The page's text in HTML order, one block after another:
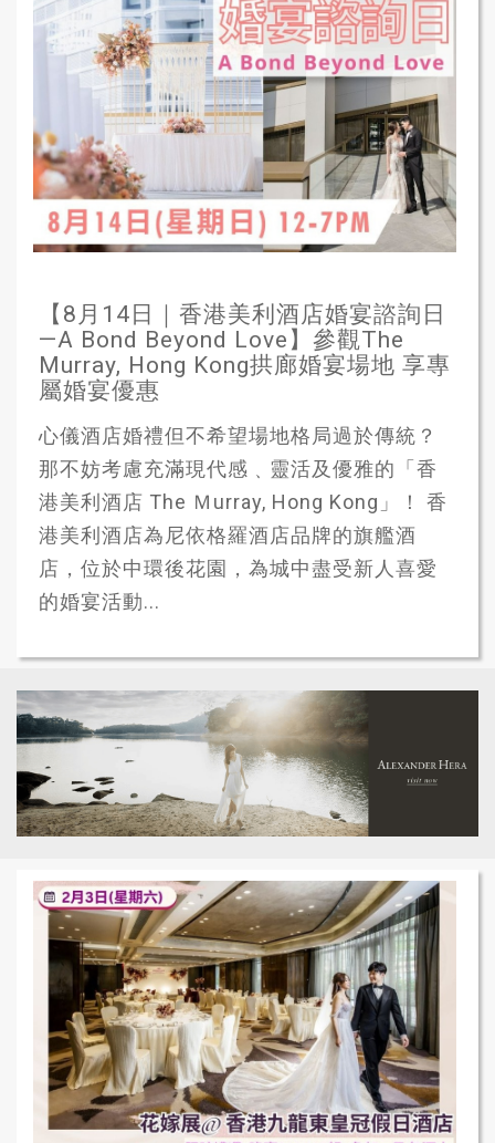
【8月14日｜香港美利酒店婚宴諮詢日
—A Bond Beyond Love】參觀The
Murray, Hong Kong拱廊婚宴場地 享專
屬婚宴優惠
心儀酒店婚禮但不希望場地格局過於傳統？
那不妨考慮充滿現代感﹑靈活及優雅的「香
港美利酒店 The Ｍurray, Hong Kong」！ 香
港美利酒店為尼依格羅酒店品牌的旗艦酒
店，位於中環後花園，為城中盡受新人喜愛
的婚宴活動...